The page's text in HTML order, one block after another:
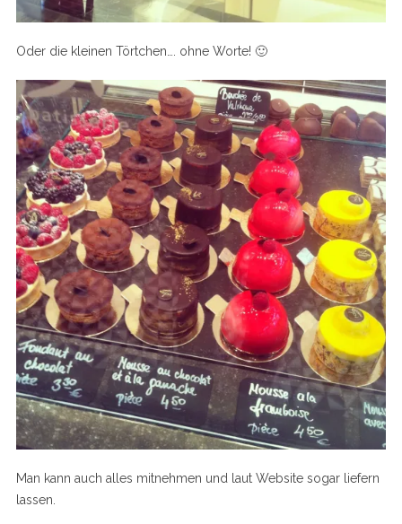
Oder die kleinen Törtchen…. ohne Worte! 🙂
Man kann auch alles mitnehmen und laut Website sogar liefern
lassen.